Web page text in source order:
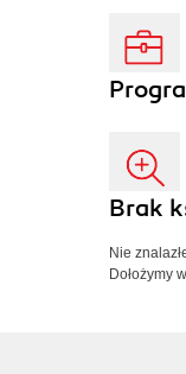
Brak
Nie
Dołożymy